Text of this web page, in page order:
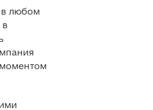
в любом
моментом